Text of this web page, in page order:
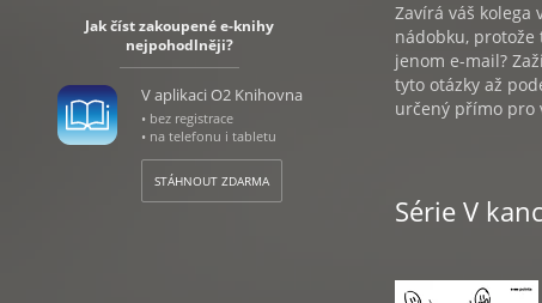
Jak číst zakoupené e-knihy
nejpohodlněji?
V aplikaci O2 Knihovna
• bez registrace
• na telefonu i tabletu
STÁHNOUT ZDARMA
Zavírá váš kolega
nádobku,
jenom e-mail?
tyto otázky až
určený přímo pro
Série V